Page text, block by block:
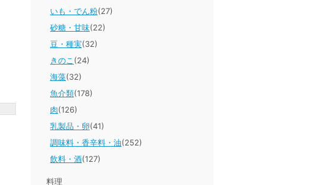
いも・でん粉(27)
砂糖・甘味(22)
豆・種実(32)
きのこ (24)
海藻(32)
魚介類(178)
肉(126)
乳製品・卵(41)
調味料・香辛料・油(252)
飲料・酒(127)
料理